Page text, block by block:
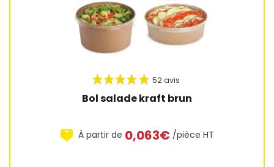
Bol salade kraft brun
À partir de 0,063€ /pièce HT